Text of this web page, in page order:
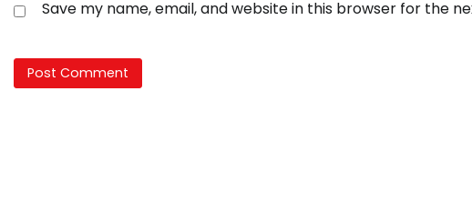
Save my name, email, and website in this browser for the